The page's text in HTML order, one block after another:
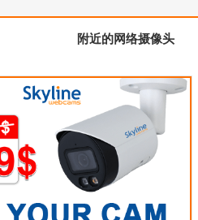
附近的网络摄像头